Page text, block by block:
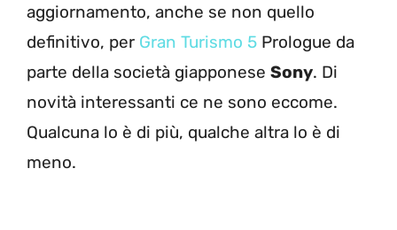
aggiornamento, anche se non quello
definitivo, per Gran Turismo 5 Prologue da
parte della società giapponese Sony. Di
novità interessanti ce ne sono eccome.
Qualcuna lo è di più, qualche altra lo è di
meno.